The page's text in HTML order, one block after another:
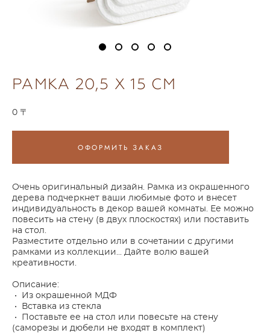
РАМКА 20,5 X 15 СМ
0 〒
ОФОРМИТЬ ЗАКАЗ
Очень оригинальный дизайн. Рамка из окрашенного
дерева подчеркнет ваши любимые фото и внесет
индивидуальность в декор вашей комнаты. Ее можно
повесить на стену (в двух плоскостях) или поставить
на стол.
Разместите отдельно или в сочетании с другими
рамками из коллекции... Дайте волю вашей
креативности.
Описание:
• Из окрашенной МДФ
• Вставка из стекла
• Поставьте ее на стол или повесьте на стену
(саморезы и дюбели не входят в комплект)